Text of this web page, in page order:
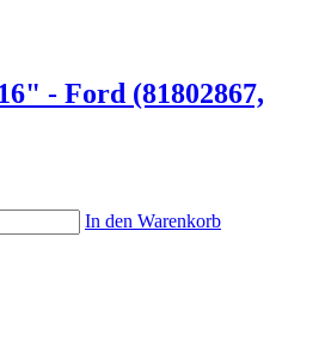
- Ford (81802867,
In den Warenkorb